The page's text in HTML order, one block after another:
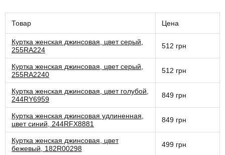
Товар Цена
Куртка женская джинсовая, цвет серый,
255RA224
512 грн
Куртка женская джинсовая, цвет серый,
255RA2240
512 грн
Куртка женская джинсовая, цвет голубой,
244RY6959
849 грн
Куртка женская джинсовая удлиненная,
цвет синий, 244RFX8881
849 грн
Куртка женская джинсовая, цвет
бежевый, 182R00298
499 грн